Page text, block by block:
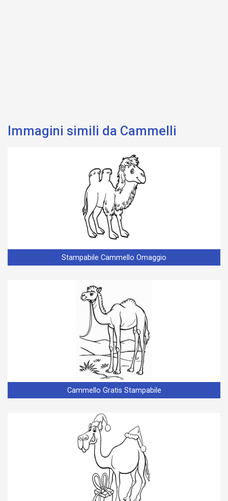
Immagini simili da Cammelli
Stampabile Cammello Omaggio
Cammello Gratis Stampabile